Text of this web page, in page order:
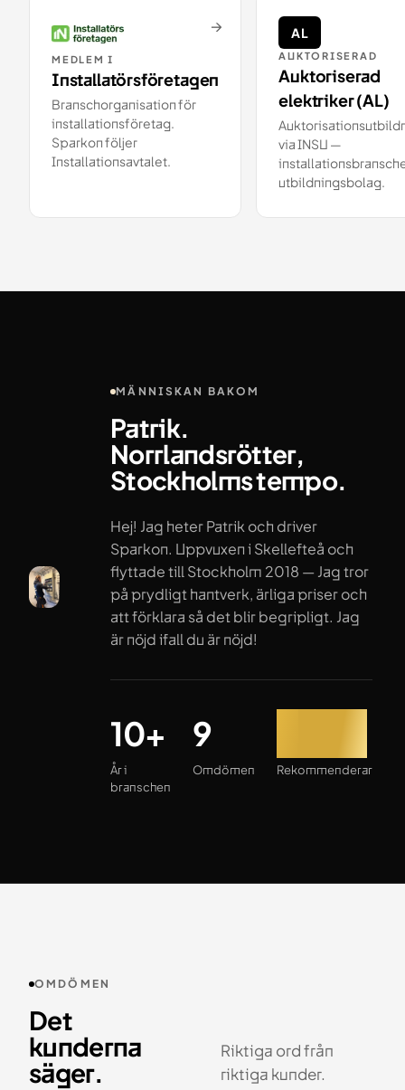
MEDLEM I
Installatörsföretagen
Branschorganisation för
installationsföretag.
Sparkon följer
Installationsavtalet.
→ AL
AUKTORISERAD
Auktoriserad
elektriker (AL)
via INSU —
utbildningsbolag.
MÄNNISKAN BAKOM
Patrik.
Norrlandsrötter,
Stockholms tempo.
Hej! Jag heter Patrik och driver
Sparkon. Uppvuxen i Skellefteå och
flyttade till Stockholm 2018 — Jag tror
på prydligt hantverk, ärliga priser och
att förklara så det blir begripligt. Jag
är nöjd ifall du är nöjd!
År i branschen
10+
År i
branschen
Omdömen
9
Omdömen Rekommenderar
OMDÖMEN
Det
kunderna
säger.
Riktiga ord från
riktiga kunder.